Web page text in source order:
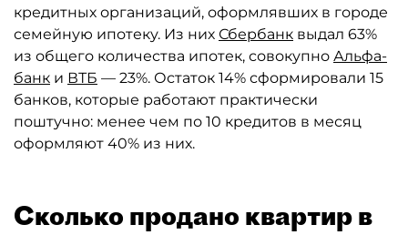
кредитных организаций, оформлявших в городе
семейную ипотеку. Из них Сбербанк выдал 63%
из общего количества ипотек, совокупно Альфа-
банк и ВТБ — 23%. Остаток 14% сформировали 15
банков, которые работают практически
поштучно: менее чем по 10 кредитов в месяц
оформляют 40% из них.
Сколько продано квартир в